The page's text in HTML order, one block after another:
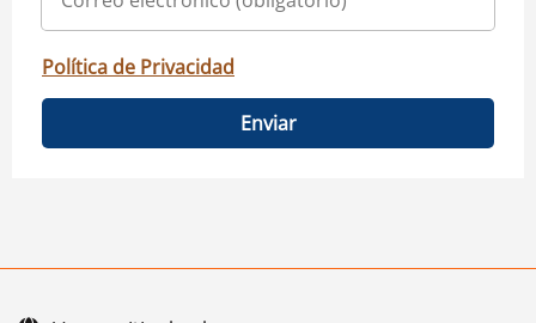
Política de Privacidad
Enviar